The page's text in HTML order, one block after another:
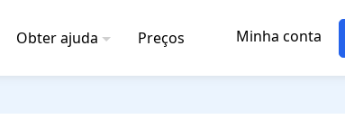
Obter ajuda Preços Minha conta